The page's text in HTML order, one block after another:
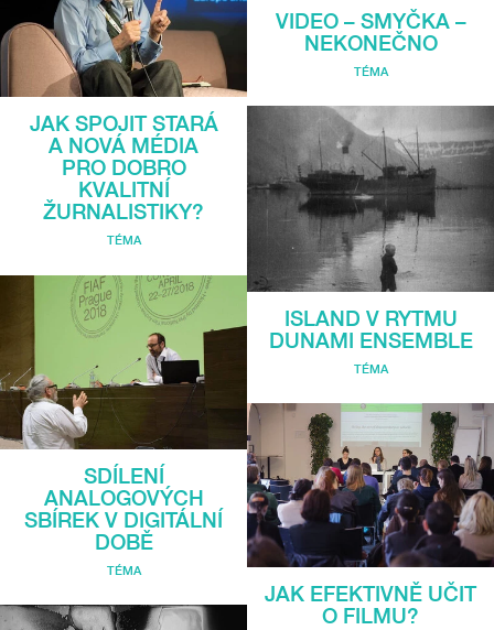
JAK SPOJIT STARÁ
A NOVÁ MÉDIA
PRO DOBRO
KVALITNÍ
ŽURNALISTIKY?
TÉMA
SDÍLENÍ
ANALOGOVÝCH
SBÍREK V DIGITÁLNÍ
DOBĚ
TÉMA
VIDEO – SMYČKA –
NEKONEČNO
TÉMA
ISLAND V RYTMU
DUNAMI ENSEMBLE
TÉMA
JAK EFEKTIVNĚ UČIT
O FILMU?